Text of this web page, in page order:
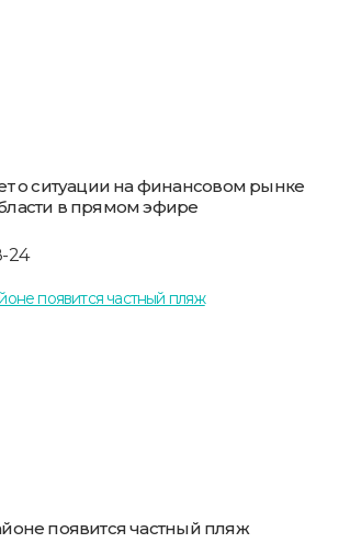
о ситуации на финансовом рынке
в прямом эфире
24
появится частный пляж